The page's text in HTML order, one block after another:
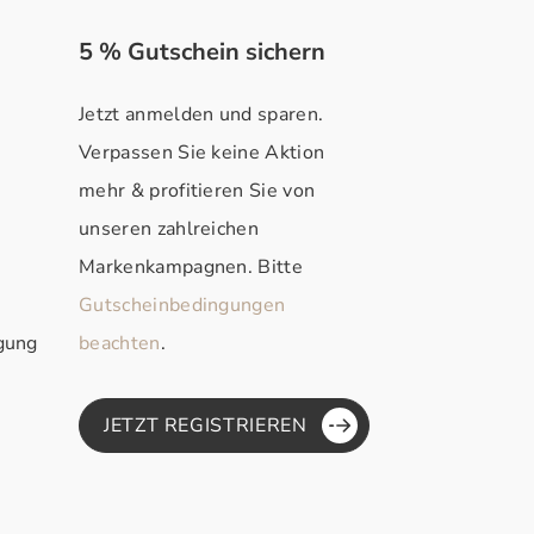
5 % Gutschein sichern
Jetzt anmelden und sparen.
Verpassen Sie keine Aktion
mehr & profitieren Sie von
unseren zahlreichen
Markenkampagnen. Bitte
Gutscheinbedingungen
beachten.
JETZT REGISTRIEREN